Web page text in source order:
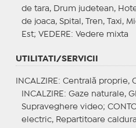
de tara, Drum judetean,
de joaca, Spital, Tren, Taxi,
Est; VEDERE : Vedere mixta
UTILITATI/SERVICII
INCALZIRE : Centrală proprie,
INCALZIRE : Gaze naturale,
Supraveghere video;
electric, Repartitoare